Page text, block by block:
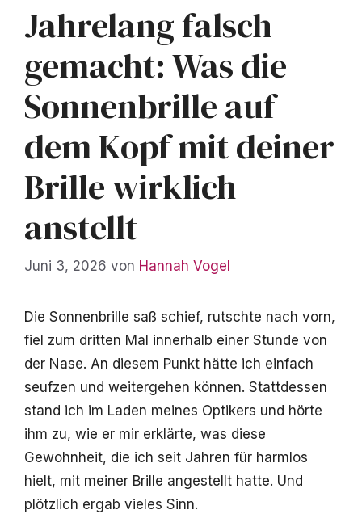
Jahrelang falsch
gemacht: Was die
Sonnenbrille auf
dem Kopf mit deiner
Brille wirklich
anstellt
Juni 3, 2026 von Hannah Vogel
Die Sonnenbrille saß schief, rutschte nach vorn,
fiel zum dritten Mal innerhalb einer Stunde von
der Nase. An diesem Punkt hätte ich einfach
seufzen und weitergehen können. Stattdessen
stand ich im Laden meines Optikers und hörte
ihm zu, wie er mir erklärte, was diese
Gewohnheit, die ich seit Jahren für harmlos
hielt, mit meiner Brille angestellt hatte. Und
plötzlich ergab vieles Sinn.